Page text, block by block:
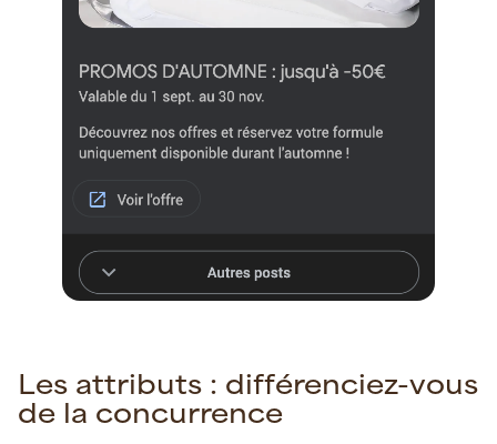
Les attributs : différenciez-vous
de la concurrence